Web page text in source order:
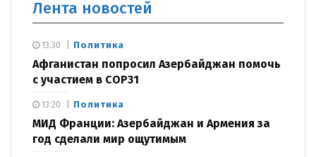
Лента новостей
Политика
Афганистан попросил Азербайджан помочь
с участием в COP31
13:30
Политика
МИД Франции: Азербайджан и Армения за
год сделали мир ощутимым
13:20